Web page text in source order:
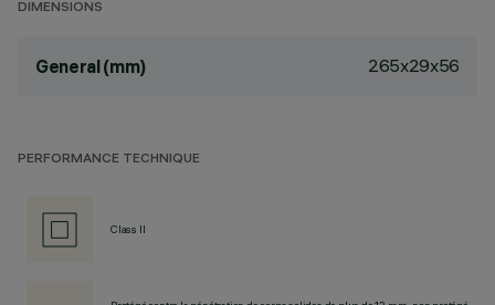
DIMENSIONS
General (mm) 265x29x56
PERFORMANCE TECHNIQUE
Class II